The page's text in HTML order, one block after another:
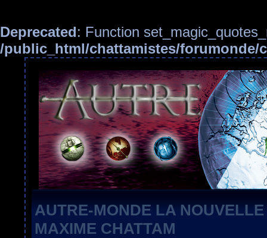
Deprecated: Function
/public_html/chattamistes/forumonde/
AUTRE-MONDE LA
MAXIME CHATTAM